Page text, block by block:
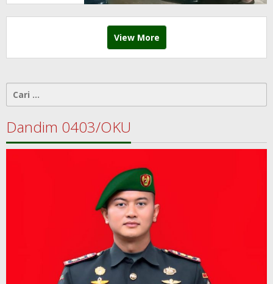
View More
Cari
untuk:
Dandim 0403/OKU